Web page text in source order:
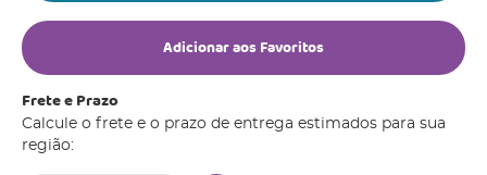
Adicionar aos Favoritos
Frete e Prazo
Calcule o frete e o prazo de entrega estimados para sua
região: